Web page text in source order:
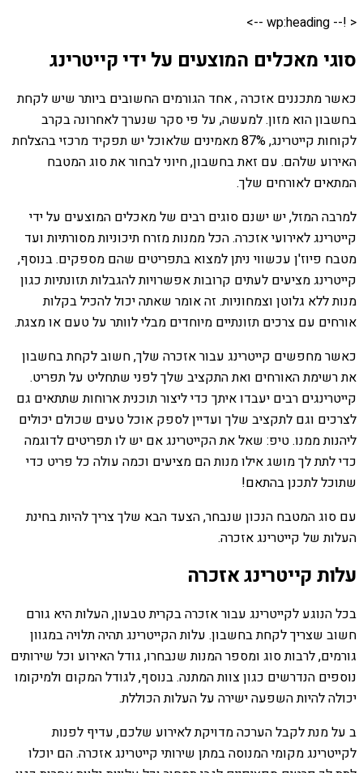
< !-- wp:heading -->
סוגי מאכלים המוצעים על ידי קייטרינג
כאשר מתכננים אזכרה , אחד הגורמים החשובים ביותר שיש לקחת
בחשבון הוא מזון. למעשה, על פי סקר שנערך לאחרונה בקרב
לקוחות קייטרינג, 87% מאמינים שלאוכל יש תפקיד מרכזי בהצלחת
האירוע שלהם. עם זאת בחשבון, חיוני לבחור את סוג המטבח
המתאים לאורחים שלך.
למרבה המזל, יש ישנם סוגים רבים של מאכלים המוצעים על ידי
קייטרינג לאירועי אזכרה. הכל ממנות מזרח תיכוניות מסורתיות ועד
מטבח פיוז'ן עכשווי ניתן למצוא בתפריטים שהם מספקים. בנוסף,
קייטרינג מציעים לעתים קרובות אפשרויות להגבלות תזונתיות כגון
מנות ללא גלוטן וצמחוניות. זה אומר שאתה יכול להכיל בקלות
אורחים עם צרכים תזונתיים מיוחדים מבלי לוותר על טעם או מצגת.
כאשר מחפשים קייטרינג עבור אזכרה שלך, חשוב לקחת בחשבון
את רשימת האורחים ואת התקציב שלך לפני שתחליט על תפריט.
קייטרינגים רבים יעבדו איתך כדי ליצור תוכנית ארוחות שתתאים גם
לצרכים וגם לתקציב שלך ועדיין לספק אוכל טעים שכולם יכולים
ליהנות ממנו. טיפ: שאל את הקייטרינג אם יש לו תפריטים לדוגמה
כדי לתת לך מושג אילו מנות הם מציעים וכמה עולה כל פריט כדי
שתוכל לתכנן בהתאם!
עם סוג המטבח הנכון שנבחר, הצעד הבא שלך צריך להיות בחינת
העלות של קייטרינג אזכרה.
עלות קייטרינג אזכרה
בכל הנוגע לקייטרינג עבור אזכרה בקרית טבעון, העלות היא גורם
חשוב שצריך לקחת בחשבון. עלות הקייטרינג תהיה תלויה במגוון
גורמים, לרבות סוג ומספר המנות שנבחרו, גודל האירוע וכל שירותים
נוספים הנדרשים כגון צוות המתנה. בנוסף, לגודל המקום ולמיקומו
יכולה להיות השפעה ישירה על העלות הכוללת.
ב על מנת לקבל הערכה מדויקת לאירוע שלכם, עדיף לפנות
לקייטרינג מקומי המנוסה במתן שירותי קייטרינג אזכרה. הם יוכלו